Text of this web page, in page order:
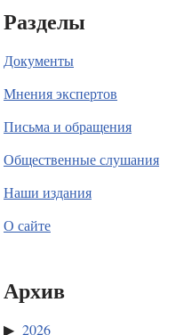
Разделы
Документы
Мнения экспертов
Письма и обращения
Общественные слушания
Наши издания
О сайте
Архив
2026